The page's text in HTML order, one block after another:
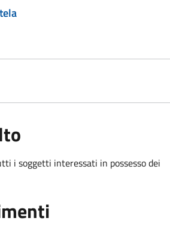
i soggetti interessati in possesso dei